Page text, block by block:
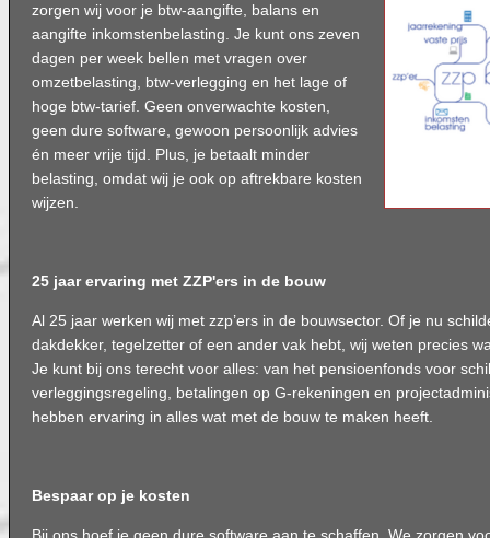
zorgen wij voor je btw-aangifte, balans en
aangifte inkomstenbelasting. Je kunt ons zeven
dagen per week bellen met vragen over
omzetbelasting, btw-verlegging en het lage of
hoge btw-tarief. Geen onverwachte kosten,
geen dure software, gewoon persoonlijk advies
én meer vrije tijd. Plus, je betaalt minder
belasting, omdat wij je ook op aftrekbare kosten
wijzen.
25 jaar ervaring met ZZP'ers in de bouw
Al 25 jaar werken wij met zzp’ers in de bouwsector. Of je nu
dakdekker, tegelzetter of een ander vak hebt, wij weten precies
Je kunt bij ons terecht voor alles: van het pensioenfonds voor
verleggingsregeling, betalingen op G-rekeningen en
hebben ervaring in alles wat met de bouw te maken heeft.
Bespaar op je kosten